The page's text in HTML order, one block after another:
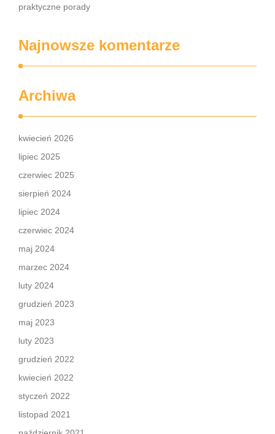
praktyczne porady
Najnowsze komentarze
Archiwa
kwiecień 2026
lipiec 2025
czerwiec 2025
sierpień 2024
lipiec 2024
czerwiec 2024
maj 2024
marzec 2024
luty 2024
grudzień 2023
maj 2023
luty 2023
grudzień 2022
kwiecień 2022
styczeń 2022
listopad 2021